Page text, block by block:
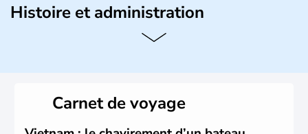
Histoire et administration
Pays d'Asie du Sud-Est situé sur l'est de la péninsule
nom récent de l'ancienne Saïgon.
Carnet de voyage